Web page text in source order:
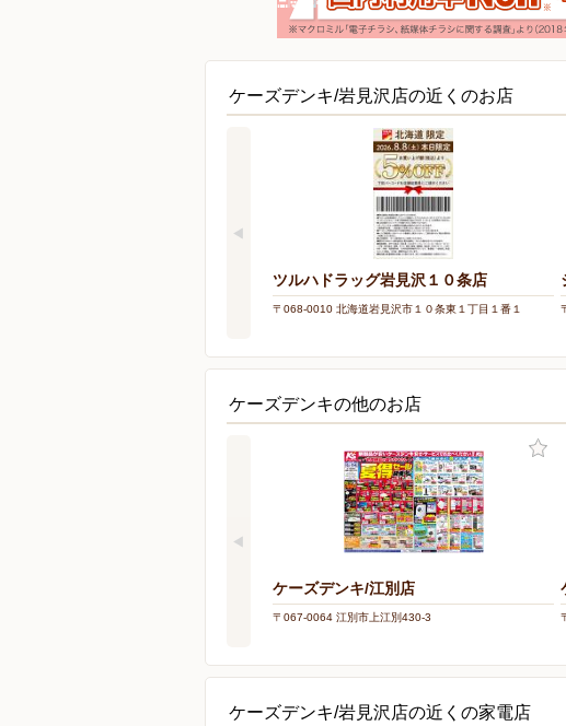
ケーズデンキ/岩見沢店の近くのお店
ツルハドラッグ岩見沢１０条店
〒068-0010 北海道岩見沢市１０条東１丁目１番１
ケーズデンキの他のお店
ケーズデンキ/江別店
〒067-0064 江別市上江別430-3
ケーズデンキ/岩見沢店の近くの家電店